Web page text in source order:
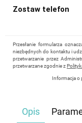
Zostaw telefon
Przesłanie formularza
niezbędnych do kontaktu i
przetwarzanie przez
przetwarzane zgodnie z
Informacja o
odpowiedzi, może być w
Opis